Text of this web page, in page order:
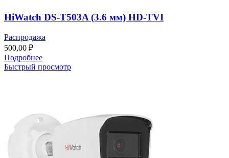
HiWatch DS-T503A (3.6 мм) HD-TVI
Распродажа
500,00 ₽
Подробнее
Быстрый просмотр